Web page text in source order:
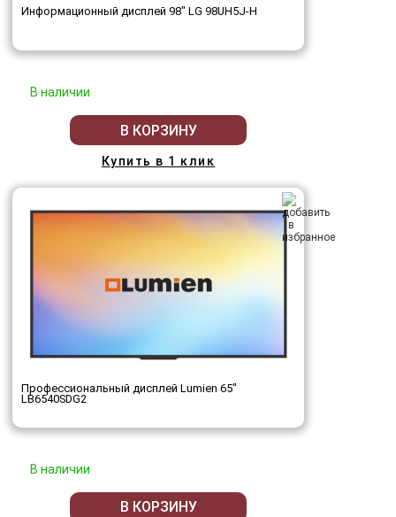
Информационный дисплей 98" LG 98UH5J-H
В наличии
В КОРЗИНУ
Купить в 1 клик
Профессиональный дисплей Lumien 65"
LB6540SDG2
В наличии
В КОРЗИНУ